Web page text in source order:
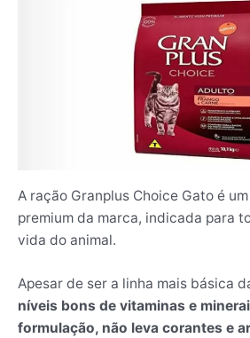
A ração Granplus Choice Gato é
premium da marca, indicada para
vida do animal.
Apesar de ser a linha mais básica
níveis bons de vitaminas e
formulação, não leva corantes e